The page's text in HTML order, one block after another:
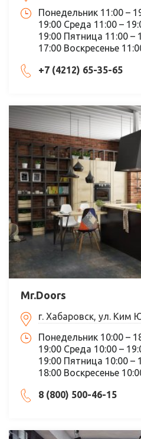
Понедельник 11:00 –
19:00 Среда 11:00 –
19:00 Пятница 11:00 –
17:00 Воскресенье
+7 (4212) 65-35-65
Mr.Doors
г. Хабаровск, ул. Ким
Понедельник 10:00 –
19:00 Среда 10:00 –
19:00 Пятница 10:00 –
18:00 Воскресенье
8 (800) 500-46-15